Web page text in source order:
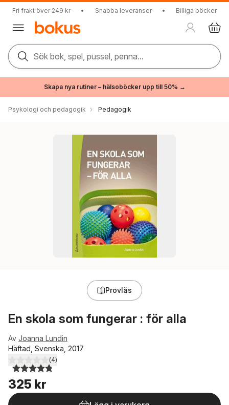
Fri frakt över 249 kr • Snabba leveranser • Billiga böcker
Sök bok, spel, pussel, penna...
Skapa nya rutiner – hälsoböcker upp till 50% →
Psykologi och pedagogik Pedagogik
Provläs
En skola som fungerar : för alla
Av Joanna Lundin
Häftad, Svenska, 2017
4,8utav 5 stjärnor. Totalt antal röster:
(4)
325 kr